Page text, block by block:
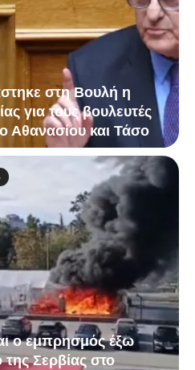
στη Βουλή η
για τους βουλευτές
Αθανασίου και Τάσο
ο εμπρησμός έξω
Σερβίας στο